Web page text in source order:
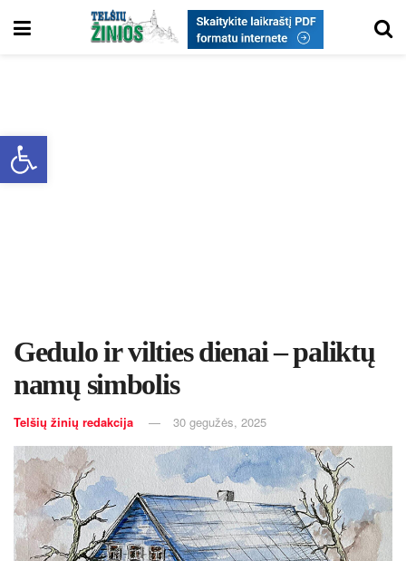
Open toolbar
Gedulo ir vilties dienai – paliktų
namų simbolis
Telšių žinių redakcija 30 gegužės, 2025